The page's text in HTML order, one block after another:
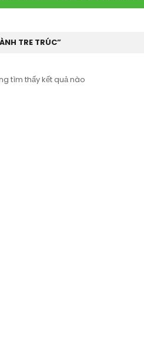
TRE TRÚC
tìm thấy kết quả nào